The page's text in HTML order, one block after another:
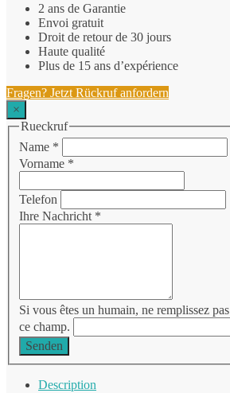
2 ans de Garantie
Envoi gratuit
Droit de retour de 30 jours
Haute qualité
Plus de 15 ans d’expérience
Fragen? Jetzt Rückruf anfordern
×
Rueckruf
Name *
Vorname *
Telefon
Ihre Nachricht *
Si vous êtes un humain, ne remplissez pas
ce champ.
Senden
Description